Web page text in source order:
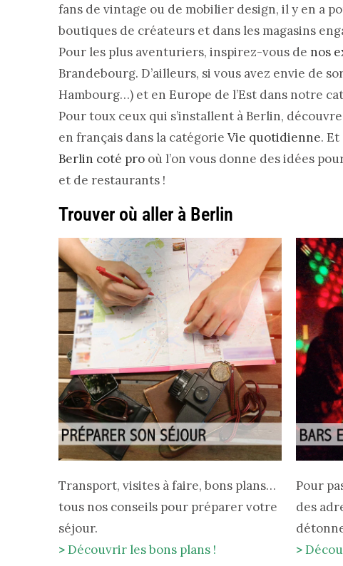
fans de vintage ou de mobilier design, il y en a
boutiques de créateurs et dans les magasins
Pour les plus aventuriers, inspirez-vous de nos
Brandebourg. D’ailleurs, si vous avez envie de
Hambourg…) et en Europe de l’Est dans notre
Pour toux ceux qui s’installent à Berlin,
en français dans la catégorie Vie quotidienne.
Berlin coté pro où l’on vous donne des idées
et de restaurants !
Trouver où aller à Berlin
Transport, visites à faire, bons plans…
tous nos conseils pour préparer votre
séjour.
>Découvrir les bons plans !
Pour
des
>